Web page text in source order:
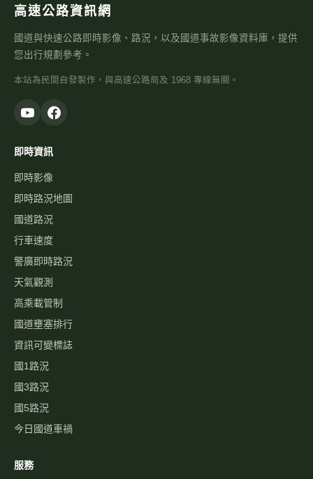
高速公路資訊網
國道與快速公路即時影像、路況，以及國道事故影像資料庫，提供
您出行規劃參考。
本站為民間自發製作，與高速公路局及 1968 專線無關。
即時資訊
即時影像
即時路況地圖
國道路況
行車速度
警廣即時路況
天氣觀測
高乘載管制
國道壅塞排行
資訊可變標誌
國1路況
國3路況
國5路況
今日國道車禍
服務